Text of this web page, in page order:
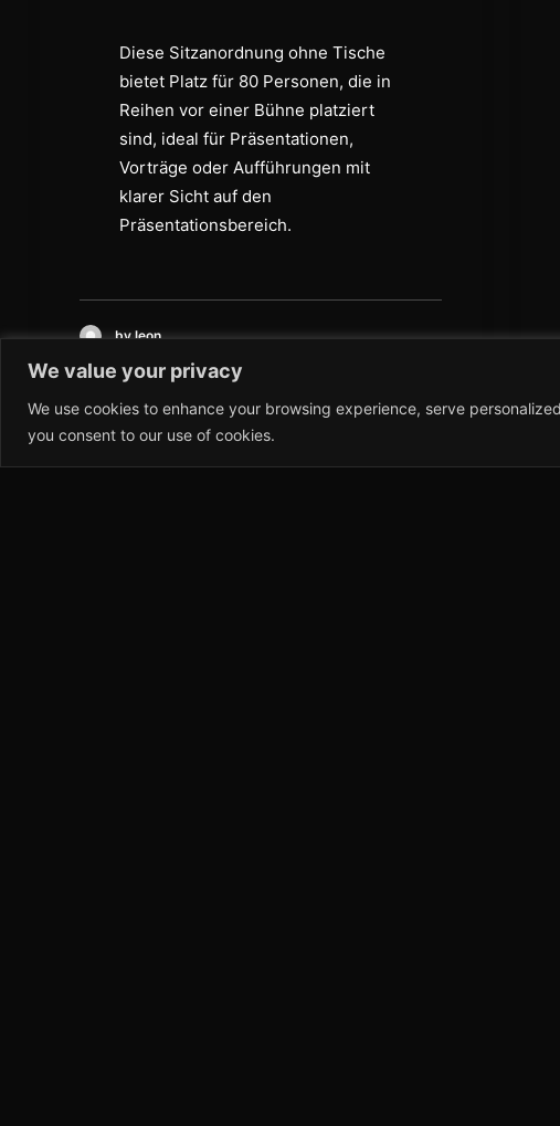
We value your privacy
We use cookies to enhance your browsing experience, serve
you consent to our use of cookies.
Diese Sitzanordnung ohne Tische
bietet Platz für 80 Personen, die in
Reihen vor einer Bühne platziert
sind, ideal für Präsentationen,
Vorträge oder Aufführungen mit
klarer Sicht auf den
Präsentationsbereich.
by leon